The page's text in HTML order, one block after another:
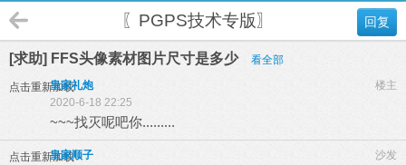
回复
〖PGPS技术专版〗
[求助] FFS头像素材图片尺寸是多少 看全部
点击重新加载 楼主
皇家礼炮
2020-6-18 22:25
~~~找灭呢吧你.........
点击重新加载 沙发
皇家顺子